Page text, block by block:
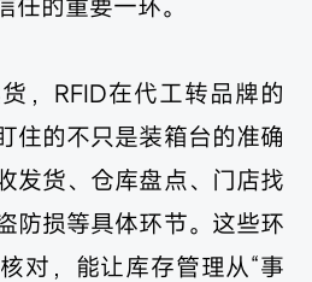
，RFID在代工转品牌的
住的不只是装箱台的准确
发货、仓库盘点、门店找
防损等具体环节。这些环
对，能让库存管理从“事